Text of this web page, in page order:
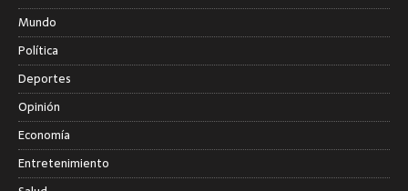
Mundo
Política
Deportes
Opinión
Economía
Entretenimiento